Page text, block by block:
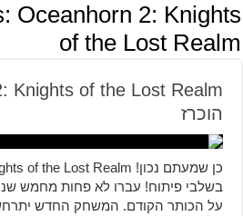
Oceanhorn 2: Knights
of the Lost Realm
Knights of the Lost Realm
הוכרז
בשלבי פיתוח! עברו לא פחות מחמש
על הכותר הקודם. המשחק החדש